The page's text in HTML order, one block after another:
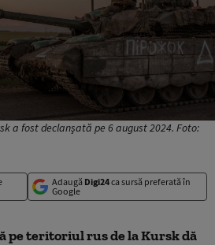
a fost declanşată pe 6 august 2024. Foto:
Adaugă Digi24ca sursă preferată în
Google
pe teritoriul rus de la Kursk dă